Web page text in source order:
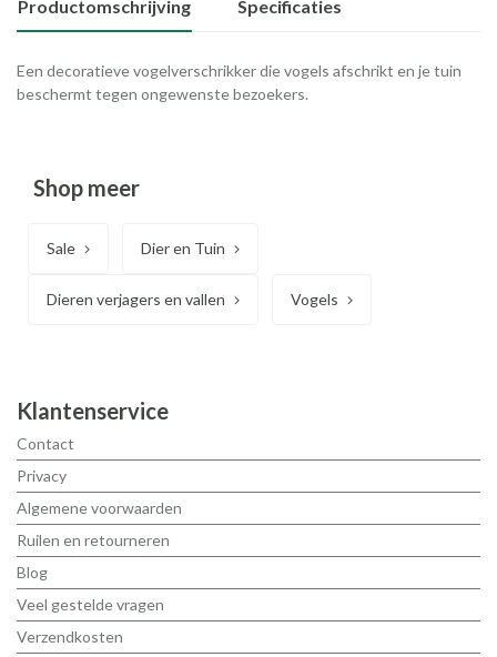
Productomschrijving Specificaties
Een decoratieve vogelverschrikker die vogels afschrikt en je tuin
beschermt tegen ongewenste bezoekers.
Shop meer
Sale Dier en Tuin
Dieren verjagers en vallen Vogels
Klantenservice
Contact
Privacy
Algemene voorwaarden
Ruilen en retourneren
Blog
Veel gestelde vragen
Verzendkosten